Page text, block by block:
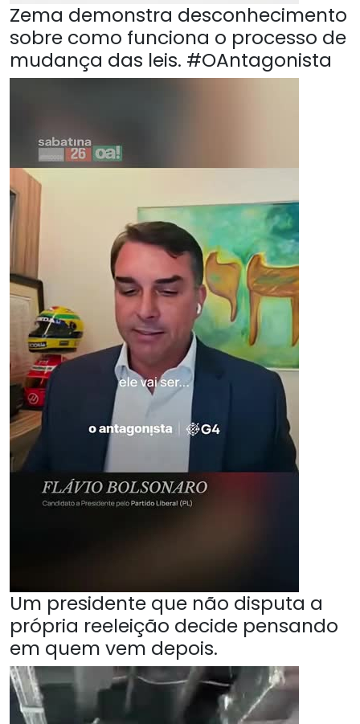
Zema demonstra desconhecimento
sobre como funciona o processo de
mudança das leis. #OAntagonista
Um presidente que não disputa a
própria reeleição decide pensando
em quem vem depois.